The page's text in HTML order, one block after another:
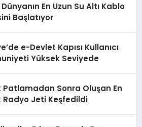
En Uzun Su Altı Kablo
Başlatıyor
e-Devlet Kapısı Kullanıcı
Yüksek Seviyede
Patlamadan Sonra Oluşan En
Radyo Jeti Keşfedildi